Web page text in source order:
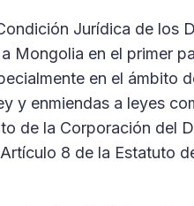
Jurídica de los
Mongolia en el primer
en el ámbito
y enmiendas a leyes
de la Corporación del
8 de la Estatuto